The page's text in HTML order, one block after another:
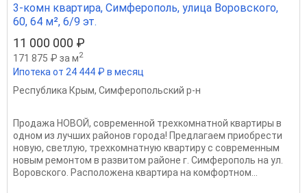
3-комн квартира, Симферополь, улица Воровского,
60, 64 м², 6/9 эт.
11 000 000 ₽
171 875 ₽ за м2
Ипотека от 24 444 ₽ в месяц
Республика Крым, Симферопольский р-н
Продажа НОВОЙ, современной трехкомнатной квартиры в
одном из лучших районов города! Предлагаем приобрести
новую, светлую, трехкомнатную квартиру с современным
новым ремонтом в развитом районе г. Симферополь на ул.
Воровского. Расположена квартира на комфортном...